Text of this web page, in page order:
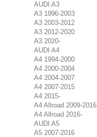
AUDI A3
A3 1996-2003
A3 2003-2012
A3 2012-2020
A3 2020-
AUDI A4
A4 1994-2000
A4 2000-2004
A4 2004-2007
A4 2007-2015
A4 2015-
A4 Allroad 2009-2016
A4 Allroad 2016-
AUDI A5
A5 2007-2016